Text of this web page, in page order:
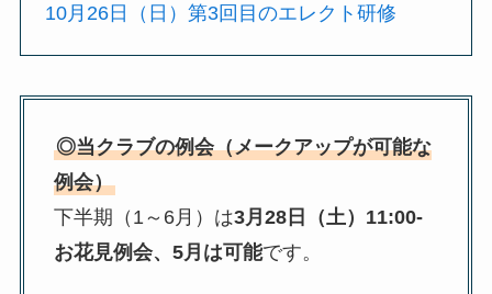
10月26日（日）第3回目のエレクト研修
◎当クラブの例会（メークアップが可能な
例会）
下半期（1～6月）は3月28日（土）11:00-
お花見例会、5月は可能です。